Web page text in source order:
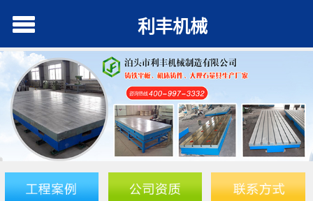
利丰机械